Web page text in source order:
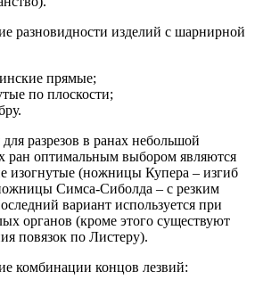
разновидности изделий с шарнирной
прямые;
по плоскости;
разрезов в ранах небольшой
ран оптимальным выбором являются
изогнутые (ножницы Купера – изгиб
Симса-Сиболда – с резким
вариант используется при
органов (кроме этого существуют
повязок по Листеру).
комбинации концов лезвий: